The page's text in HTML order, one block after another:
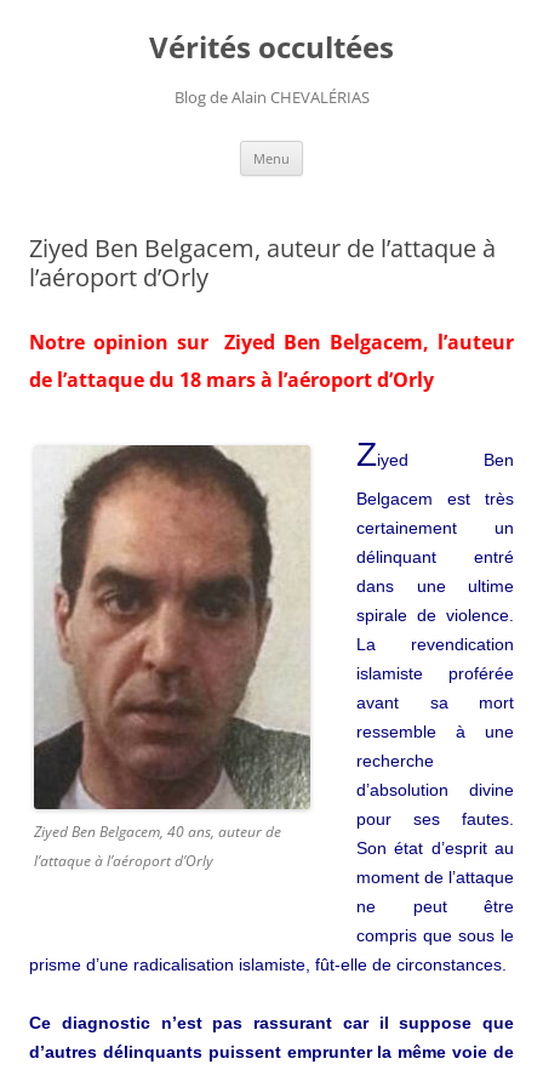
Vérités occultées
Blog de Alain CHEVALÉRIAS
Menu
Ziyed Ben Belgacem, auteur de l’attaque à
l’aéroport d’Orly
Notre opinion sur Ziyed Ben Belgacem, l’auteur
de l’attaque du 18 mars à l’aéroport d’Orly
Ziyed Ben Belgacem, 40 ans, auteur de
l’attaque à l’aéroport d’Orly
Ziyed Ben
Belgacem est très
certainement un
délinquant entré
dans une ultime
spirale de violence.
La revendication
islamiste proférée
avant sa mort
ressemble à une
recherche
d’absolution divine
pour ses fautes.
Son état d’esprit au
moment de l’attaque
ne peut être
compris que sous le
prisme d’une radicalisation islamiste, fût-elle de circonstances.
Ce diagnostic n’est pas rassurant car il suppose que
d’autres délinquants puissent emprunter la même voie de